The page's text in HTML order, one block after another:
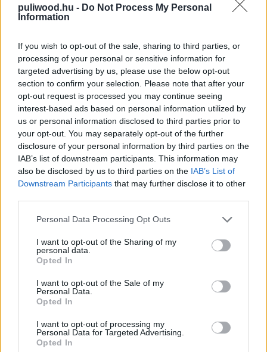
puliwood.hu - Do Not Process My Personal
Information
If you wish to opt-out of the sale, sharing to third parties, or
processing of your personal or sensitive information for
targeted advertising by us, please use the below opt-out
section to confirm your selection. Please note that after your
opt-out request is processed you may continue seeing
interest-based ads based on personal information utilized by
us or personal information disclosed to third parties prior to
your opt-out. You may separately opt-out of the further
disclosure of your personal information by third parties on the
IAB’s list of downstream participants. This information may
also be disclosed by us to third parties on the IAB’s List of
Downstream Participants that may further disclose it to other
Please note that this website/app uses one or more Google
not limited to your visit or usage behaviour. You may click to
grant or deny consent to Google and its third-party tags to
use your data for below specified purposes in below Google
consent section.
Personal Data Processing Opt Outs
I want to opt-out of the Sharing of my
personal data.
Opted In
I want to opt-out of the Sale of my
Personal Data.
Opted In
I want to opt-out of processing my
Personal Data for Targeted Advertising.
Opted In
Wars-történet
Nézz bele a Trónok harca utolsó
évadának kulisszáiba!
Hír| 2018.04.21 18:15
Most szól nagyot a Solo - Egy
Star Wars-történet új előzetese
| 2018.04.09 03:01
Befejeződtek a Solo - Egy Star
Wars történet munkálatai
Hír| 2018.04.02 05:30
kész katasztrófa volt
Hír| 2018.02.09 13:00
Egy Star Wars történet
| 2018.02.05 15:05